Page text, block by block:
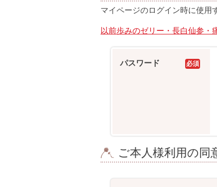
マイページのログイン時に使用
以前歩みのゼリー・長白仙参・
必須
パスワード
ご本人様利用の同